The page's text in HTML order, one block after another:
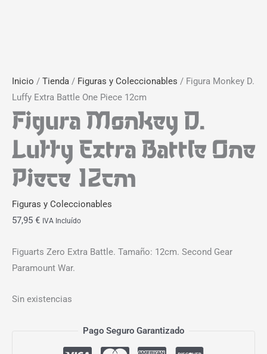
Inicio / Tienda / Figuras y Coleccionables / Figura Monkey D.
Luffy Extra Battle One Piece 12cm
Figura Monkey D.
Luffy Extra Battle One
Piece 12cm
Figuras y Coleccionables
57,95 € IVA Incluído
Figuarts Zero Extra Battle. Tamaño: 12cm. Second Gear
Paramount War.
Sin existencias
Pago Seguro Garantizado